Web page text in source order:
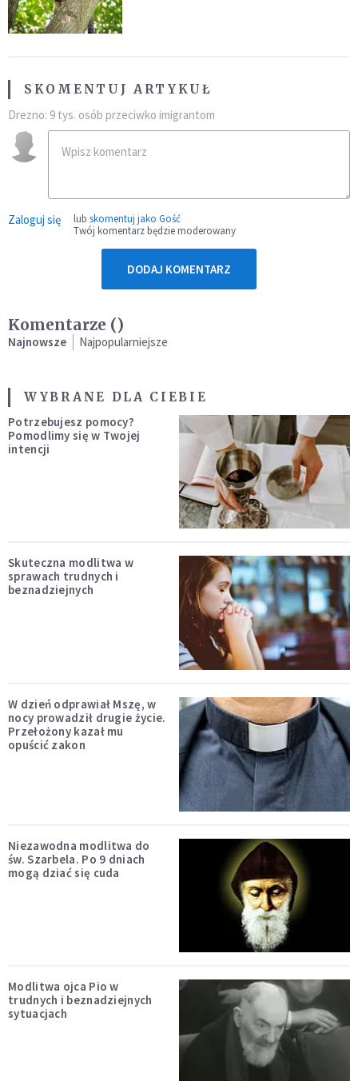
SKOMENTUJ ARTYKUŁ
Drezno: 9 tys. osób przeciwko imigrantom
Zaloguj się lub skomentuj jako Gość
Twój komentarz będzie moderowany
DODAJ KOMENTARZ
Komentarze ()
Najnowsze Najpopularniejsze
WYBRANE DLA CIEBIE
Potrzebujesz pomocy?
Pomodlimy się w Twojej
intencji
Skuteczna modlitwa w
sprawach trudnych i
beznadziejnych
W dzień odprawiał Mszę, w
nocy prowadził drugie życie.
Przełożony kazał mu
opuścić zakon
Niezawodna modlitwa do
św. Szarbela. Po 9 dniach
mogą dziać się cuda
Modlitwa ojca Pio w
trudnych i beznadziejnych
sytuacjach